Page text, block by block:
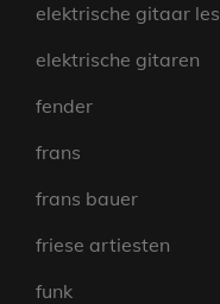
elektrische gitaar les
elektrische gitaren
fender
frans
frans bauer
friese artiesten
funk